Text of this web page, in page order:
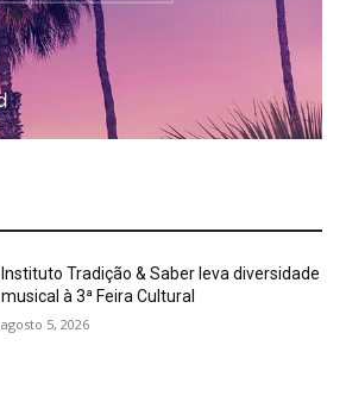
Instituto Tradição & Saber leva diversidade
musical à 3ª Feira Cultural
agosto 5, 2026